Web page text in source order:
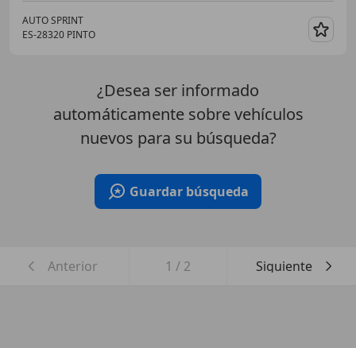
AUTO SPRINT
ES-28320 PINTO
¿Desea ser informado
automáticamente sobre vehículos
nuevos para su búsqueda?
Guardar búsqueda
Anterior 1 / 2 Siguiente